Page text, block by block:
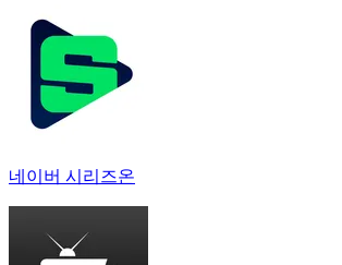
네이버 시리즈온